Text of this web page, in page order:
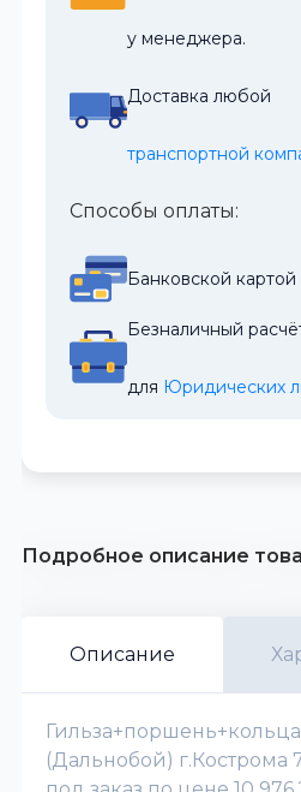
у менеджера.
Доставка любой
транспортной
Способы оплаты:
Банковской картой
Безналичный
для Юридических
Подробное описание
Описание
(Дальнобой) г.Кострома